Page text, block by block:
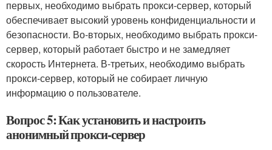
первых, необходимо выбрать прокси-сервер, который
обеспечивает высокий уровень конфиденциальности и
безопасности. Во-вторых, необходимо выбрать прокси-
сервер, который работает быстро и не замедляет
скорость Интернета. В-третьих, необходимо выбрать
прокси-сервер, который не собирает личную
информацию о пользователе.
Вопрос 5: Как установить и настроить
анонимный прокси-сервер